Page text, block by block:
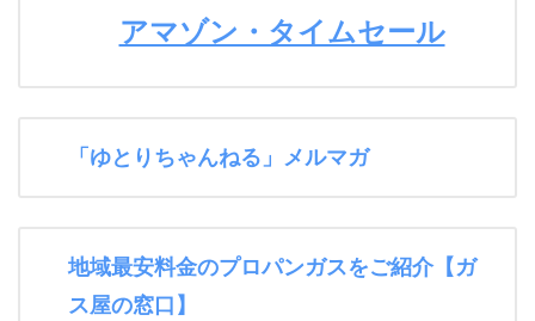
アマゾン・タイムセール
「ゆとりちゃんねる」メルマガ
地域最安料金のプロパンガスをご紹介【ガ
ス屋の窓口】